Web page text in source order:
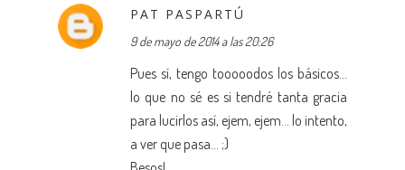
PAT PASPARTÚ
9 de mayo de 2014 a las 20:26
Pues sí, tengo tooooodos los básicos...
lo que no sé es si tendré tanta gracia
para lucirlos así, ejem, ejem... lo intento,
a ver que pasa... ;)